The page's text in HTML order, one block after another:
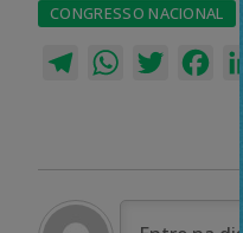
CONGRESSO NACIONAL
TelegramWhatsAppTwitter